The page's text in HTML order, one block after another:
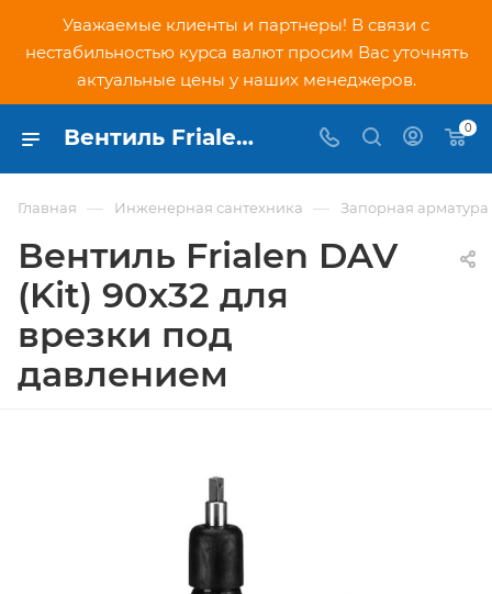
Уважаемые клиенты и партнеры! В связи с
нестабильностью курса валют просим Вас уточнять
актуальные цены у наших менеджеров.
Вентиль Frialen DAV (Kit) 90х32 для врезки под давлением - купить по низкой цене в Москве, интернет-магазин PNDtech.ru 0
Главная — Инженерная сантехника — Запорная арматура
Вентиль Frialen DAV
(Kit) 90х32 для
врезки под
давлением